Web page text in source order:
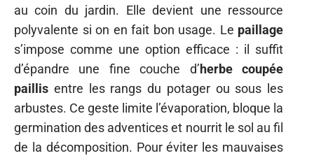
au coin du jardin. Elle devient une ressource
polyvalente si on en fait bon usage. Le paillage
s’impose comme une option efficace : il suffit
d’épandre une fine couche d’herbe coupée
paillis entre les rangs du potager ou sous les
arbustes. Ce geste limite l’évaporation, bloque la
germination des adventices et nourrit le sol au fil
de la décomposition. Pour éviter les mauvaises